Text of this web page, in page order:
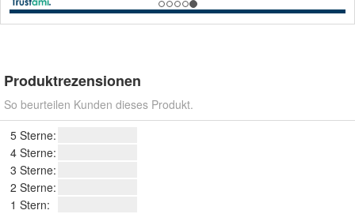
Produktrezensionen
So beurteilen Kunden dieses Produkt.
5 Sterne:
4 Sterne:
3 Sterne:
2 Sterne:
1 Stern: